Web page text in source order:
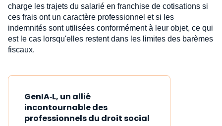
charge les trajets du salarié en franchise de cotisations si
ces frais ont un caractère professionnel et si les
indemnités sont utilisées conformément à leur objet, ce qui
est le cas lorsqu'elles restent dans les limites des barèmes
fiscaux.
GenIA‑L, un allié
incontournable des
professionnels du droit social